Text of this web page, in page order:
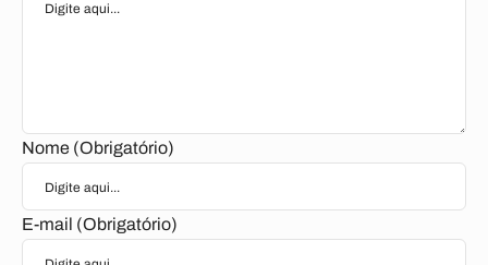
Nome (Obrigatório)
E-mail (Obrigatório)